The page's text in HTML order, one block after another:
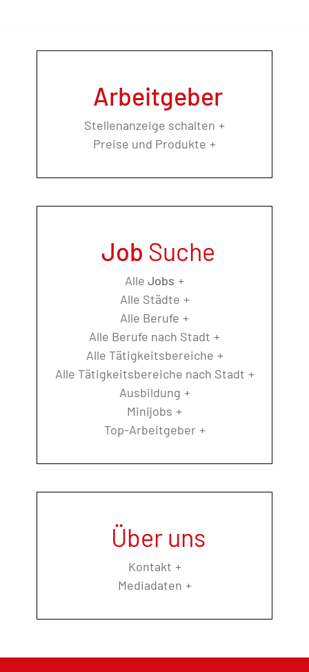
Arbeitgeber
Stellenanzeige schalten
Preise und Produkte
Job Suche
Alle Jobs
Alle Städte
Alle Berufe
Alle Berufe nach Stadt
Alle Tätigkeitsbereiche
Alle Tätigkeitsbereiche nach Stadt
Ausbildung
Minijobs
Top-Arbeitgeber
Über uns
Kontakt
Mediadaten